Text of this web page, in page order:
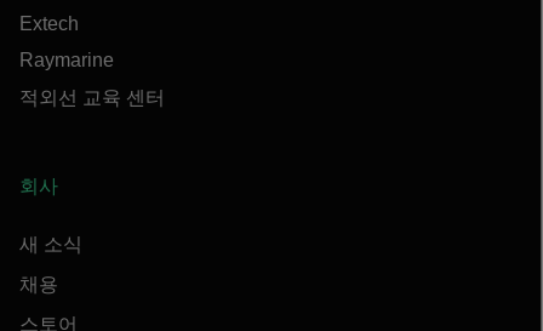
Extech
Raymarine
적외선 교육 센터
회사
새 소식
채용
스토어